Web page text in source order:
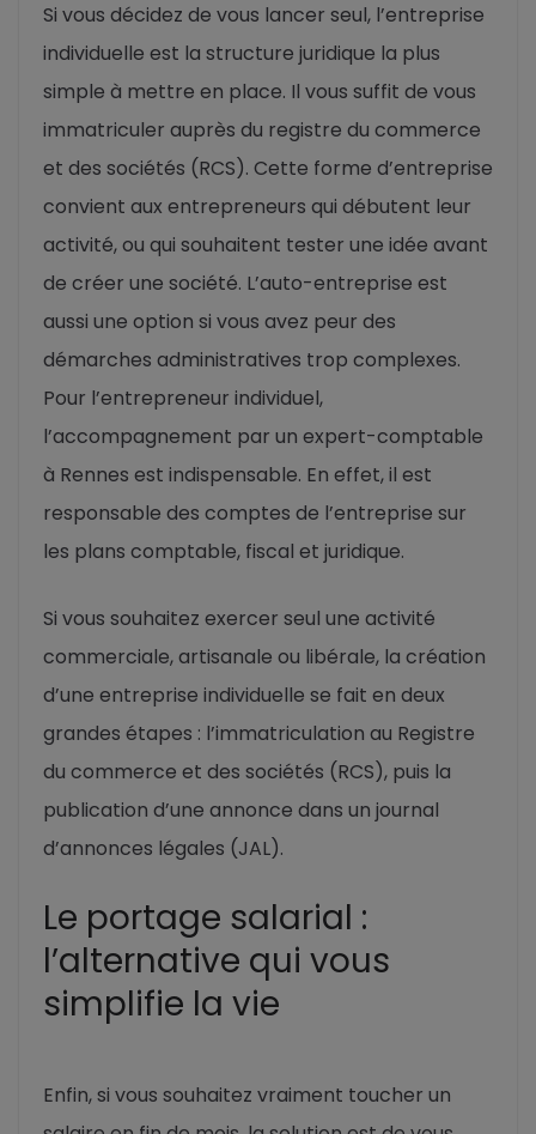
Si vous décidez de vous lancer seul, l’entreprise
individuelle est la structure juridique la plus
simple à mettre en place. Il vous suffit de vous
immatriculer auprès du registre du commerce
et des sociétés (RCS). Cette forme d’entreprise
convient aux entrepreneurs qui débutent leur
activité, ou qui souhaitent tester une idée avant
de créer une société. L’auto-entreprise est
aussi une option si vous avez peur des
démarches administratives trop complexes.
Pour l’entrepreneur individuel,
l’accompagnement par un expert-comptable
à Rennes est indispensable. En effet, il est
responsable des comptes de l’entreprise sur
les plans comptable, fiscal et juridique.
Si vous souhaitez exercer seul une activité
commerciale, artisanale ou libérale, la création
d’une entreprise individuelle se fait en deux
grandes étapes : l’immatriculation au Registre
du commerce et des sociétés (RCS), puis la
publication d’une annonce dans un journal
d’annonces légales (JAL).
Le portage salarial :
l’alternative qui vous
simplifie la vie
Enfin, si vous souhaitez vraiment toucher un